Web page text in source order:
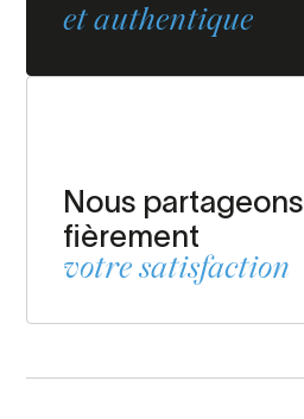
et authentique
Nous partageons
fièrement
votre satisfaction